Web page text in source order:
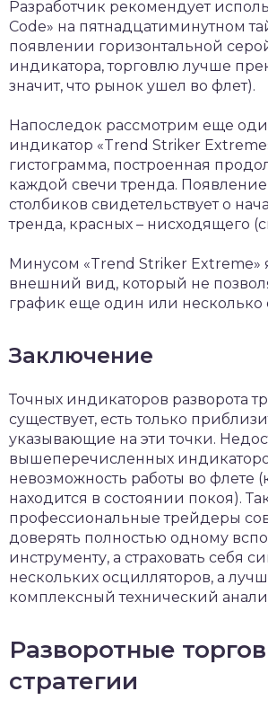
Разработчик рекомендует
Code» на пятнадцатиминутном
появлении горизонтальной
индикатора, торговлю лучше
значит, что рынок ушел во флет).
Напоследок рассмотрим еще
индикатор «Trend Striker
гистограмма, построенная
каждой свечи тренда.
столбиков свидетельствует о
тренда, красных – нисходящего
Минусом «Trend Strikеr Extrеme»
внешний вид, который не
график еще один или несколько
Заключение
Точных индикаторов разворота
существует, есть только
указывающие на эти точки.
вышеперечисленных
невозможность работы во флете
находится в состоянии покоя).
профессиональные трейдеры
доверять полностью одному
инструменту, а страховать себя
нескольких осцилляторов, а
комплексный технический
Разворотные
стратегии